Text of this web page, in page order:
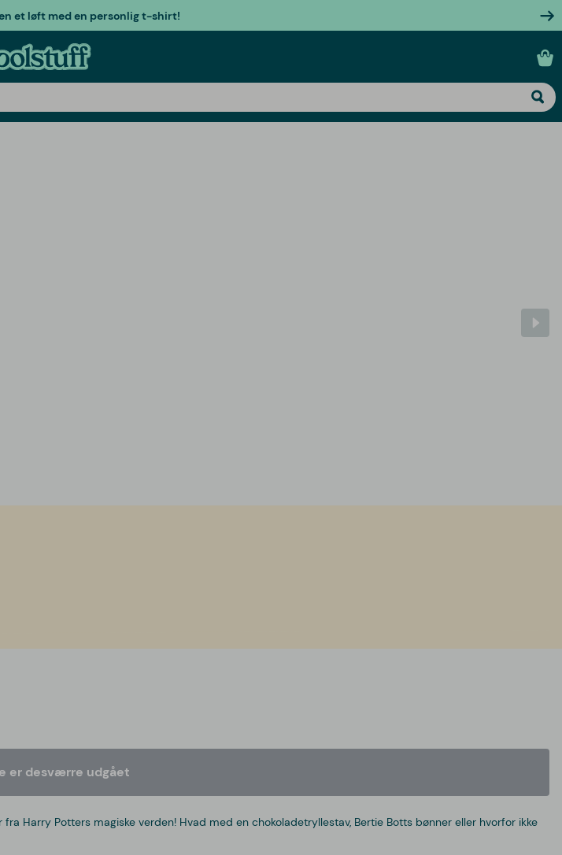
et løft med en personlig t-shirt!
er desværre udgået
Potters magiske verden! Hvad med en chokoladetryllestav, Bertie Botts bønner eller hvorfor ikke